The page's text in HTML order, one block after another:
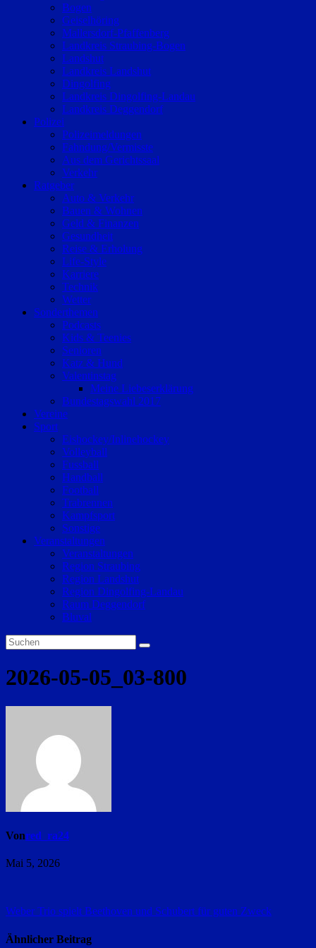
Bogen
Geiselhöring
Mallersdorf-Pfaffenberg
Landkreis Straubing-Bogen
Landshut
Landkreis Landshut
Dingolfing
Landkreis Dingolfing-Landau
Landkreis Deggendorf
Polizei
Polizeimeldungen
Fahndung/Vermisste
Aus dem Gerichtssaal
Verkehr
Ratgeber
Auto & Verkehr
Bauen & Wohnen
Geld & Finanzen
Gesundheit
Reise & Erholung
Life-Style
Karriere
Technik
Wetter
Sonderthemen
Podcasts
Kids & Teenies
Senioren
Katz & Hund
Valentinstag
Meine Liebeserklärung
Bundestagswahl 2017
Vereine
Sport
Eishockey/Inlinehockey
Volleyball
Fussball
Handball
Football
Trabrennen
Kampfsport
Sonstige
Veranstaltungen
Veranstaltungen
Region Straubing
Region Landshut
Region Dingolfing-Landau
Raum Deggendorf
Bluval
2026-05-05_03-800
Vonred_ra24
Mai 5, 2026
Beitragsnavigation
Weber Trio spielt Beethoven und Schubert für guten Zweck
Ähnlicher Beitrag